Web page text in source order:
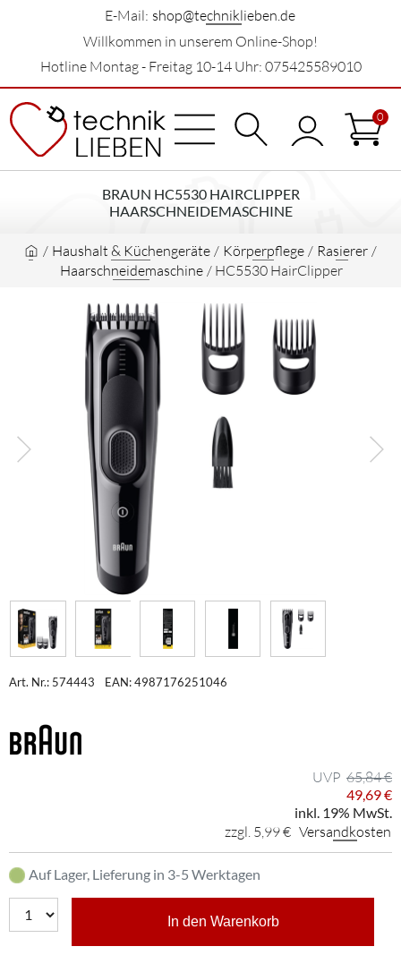
E-Mail: shop@techniklieben.de
Willkommen in unserem Online-Shop!
Hotline Montag - Freitag 10-14 Uhr: 075425589010
0
BRAUN HC5530 HAIRCLIPPER
HAARSCHNEIDEMASCHINE
/ Haushalt & Küchengeräte / Körperpflege / Rasierer /
Haarschneidemaschine / HC5530 HairClipper
Art. Nr.: 574443 EAN: 4987176251046
65,84 €
49,69 €
inkl. 19% MwSt.
zzgl. 5,99 € Versandkosten
Auf Lager, Lieferung in 3-5 Werktagen
In den Warenkorb